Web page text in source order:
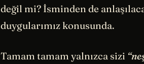
değil mi? İsminden de
duygularımız konusunda.
Tamam tamam yalnızca sizi